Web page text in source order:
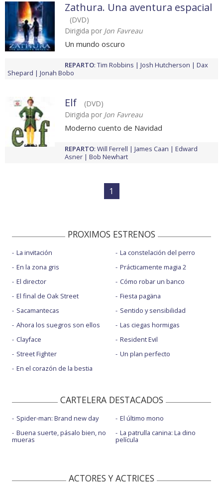
Zathura. Una aventura espacial
(DVD)
Dirigida por Jon Favreau
Un mundo oscuro
REPARTO: Tim Robbins Josh Hutcherson
Dax
Shepard
Jonah Bobo
Elf
(DVD)
Dirigida por Jon Favreau
Moderno cuento de Navidad
REPARTO: Will Ferrell James Caan
Edward
Asner
Bob Newhart
1
PROXIMOS ESTRENOS
La invitación
En la zona gris
El director
El final de Oak Street
Sacamantecas
Ahora los suegros son ellos
Clayface
Street Fighter
En el corazón de la bestia
La constelación del perro
Prácticamente magia 2
Cómo robar un banco
Fiesta pagäna
Sentido y sensibilidad
Las ciegas hormigas
Resident Evil
Un plan perfecto
CARTELERA DESTACADOS
Spider-man: Brand new day
Buena suerte, pásalo bien, no
mueras
El último mono
La patrulla canina: La dino
película
ACTORES Y ACTRICES